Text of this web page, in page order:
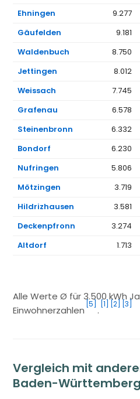
Ehningen
9.277
Gäufelden
9.181
Waldenbuch
8.750
Jettingen
8.012
Weissach
7.745
Grafenau
6.578
Steinenbronn
6.332
Bondorf
6.230
Nufringen
5.806
Mötzingen
3.719
Hildrizhausen
3.581
Deckenpfronn
3.274
Altdorf
1.713
Alle Werte Ø für 3.500 kWh
Einwohnerzahlen
[5]
.
[1] [2] [3]
Vergleich mit
Baden-Württemberg